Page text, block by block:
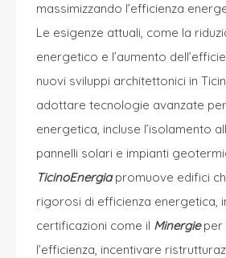
massimizzando l’efficienza
Le esigenze attuali, come la
energetico e l’aumento
nuovi sviluppi architettonici in
adottare tecnologie avanzate
energetica, incluse l’isolamento
pannelli solari e impianti
TicinoEnergiapromuove edifici
rigorosi di efficienza energetica,
certificazioni come il Minergieper
l’efficienza, incentivare